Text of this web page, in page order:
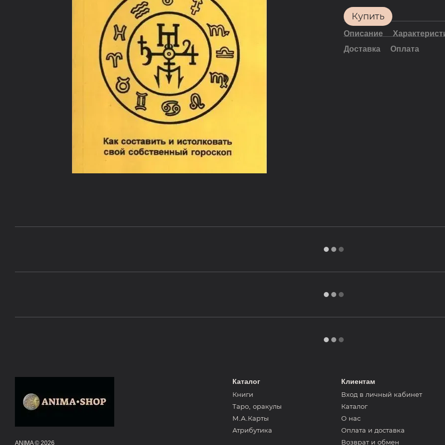
Купить
Описание
Доставка
Оплата
ANIMA © 2026
Каталог
Книги
Таро, оракулы
М.А.Карты
Атрибутика
Клиентам
Вход в личный кабинет
Каталог
О нас
Оплата и доставка
Возврат и обмен